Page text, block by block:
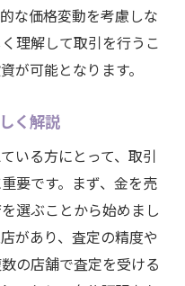
な価格変動を考慮しな
理解して取引を行うこ
が可能となります。
く解説
いる方にとって、取引
要です。まず、金を売
選ぶことから始めまし
があり、査定の精度や
の店舗で査定を受ける